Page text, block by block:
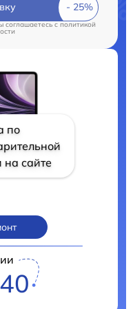
соглашаетесь cполитикой
по
на сайте